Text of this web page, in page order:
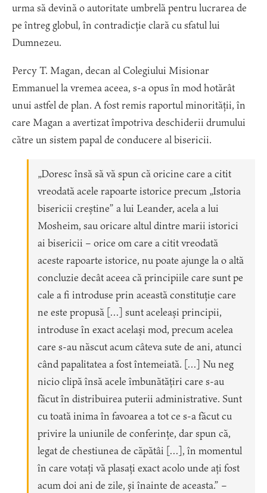
urma să devină o autoritate umbrelă pentru lucrarea de
pe întreg globul, în contradicție clară cu sfatul lui
Dumnezeu.
Percy T. Magan, decan al Colegiului Misionar
Emmanuel la vremea aceea, s-a opus în mod hotărât
unui astfel de plan. A fost remis raportul minorității, în
care Magan a avertizat împotriva deschiderii drumului
către un sistem papal de conducere al bisericii.
„Doresc însă să vă spun că oricine care a citit
vreodată acele rapoarte istorice precum „Istoria
bisericii creștine” a lui Leander, acela a lui
Mosheim, sau oricare altul dintre marii istorici
ai bisericii – orice om care a citit vreodată
aceste rapoarte istorice, nu poate ajunge la o altă
concluzie decât aceea că principiile care sunt pe
cale a fi introduse prin această constituție care
ne este propusă […] sunt aceleași principii,
introduse în exact același mod, precum acelea
care s-au născut acum câteva sute de ani, atunci
când papalitatea a fost întemeiată. […] Nu neg
nicio clipă însă acele îmbunătățiri care s-au
făcut în distribuirea puterii administrative. Sunt
cu toată inima în favoarea a tot ce s-a făcut cu
privire la uniunile de conferințe, dar spun că,
legat de chestiunea de căpătâi […], în momentul
în care votați vă plasați exact acolo unde ați fost
acum doi ani de zile, și înainte de aceasta.” –